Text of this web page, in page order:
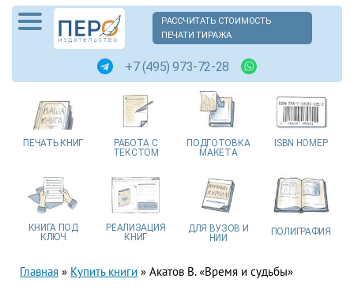
РАССЧИТАТЬ СТОИМОСТЬ
ПЕЧАТИ ТИРАЖА
+7 (495) 973-72-28
ПЕЧАТЬ КНИГ РАБОТА С
ТЕКСТОМ
ПОДГОТОВКА
МАКЕТА
ISBN НОМЕР
КНИГА ПОД
КЛЮЧ
РЕАЛИЗАЦИЯ
КНИГ
ДЛЯ ВУЗОВ И
НИИ
ПОЛИГРАФИЯ
Главная » Купить книги » Акатов В. «Время и судьбы»